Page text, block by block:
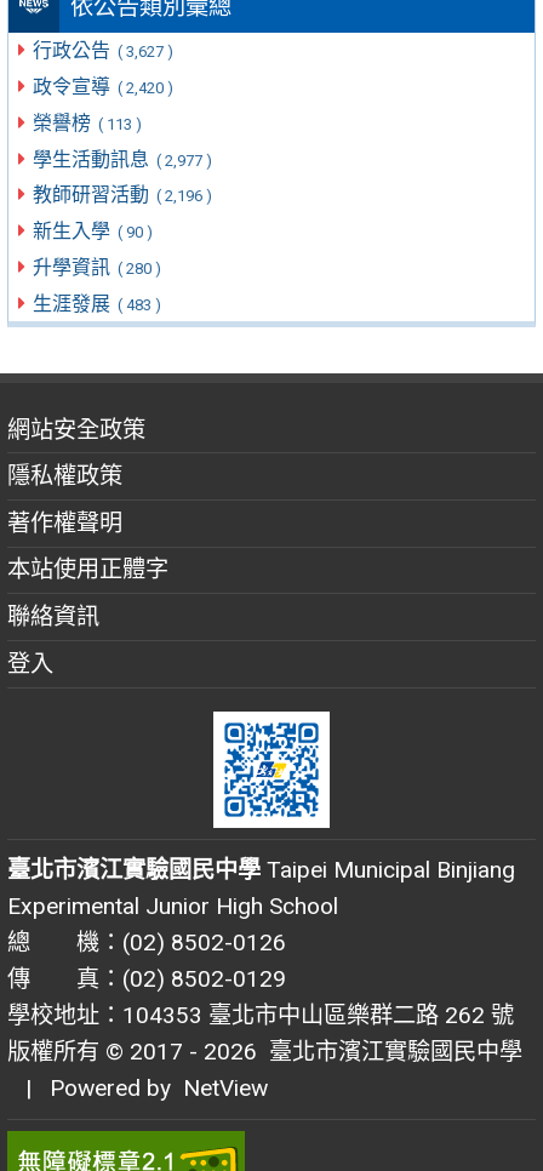
依公告類別彙總
行政公告 ( 3,627 )
政令宣導 ( 2,420 )
榮譽榜 ( 113 )
學生活動訊息 ( 2,977 )
教師研習活動 ( 2,196 )
新生入學 ( 90 )
升學資訊 ( 280 )
生涯發展 ( 483 )
網站安全政策
隱私權政策
著作權聲明
本站使用正體字
聯絡資訊
登入
臺北市濱江實驗國民中學 Taipei Municipal Binjiang
Experimental Junior High School
總 機：(02) 8502-0126
傳 真：(02) 8502-0129
學校地址：104353 臺北市中山區樂群二路 262 號
版權所有 © 2017 - 2026 臺北市濱江實驗國民中學
| Powered by NetView